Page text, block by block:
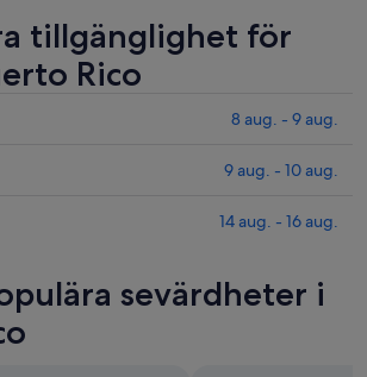
tillgänglighet för
Rico
8 aug. - 9 aug.
9 aug. - 10 aug.
14 aug. - 16 aug.
sevärdheter i